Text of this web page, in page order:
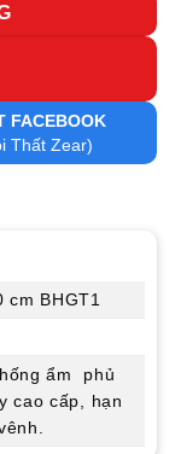
FACEBOOK
Thất Zear)
cm BHGT1
ẩm phủ
cao cấp, hạn